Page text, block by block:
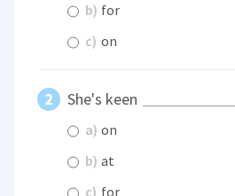
b) for
c) on
She's keen
a) on
b) at
c) for